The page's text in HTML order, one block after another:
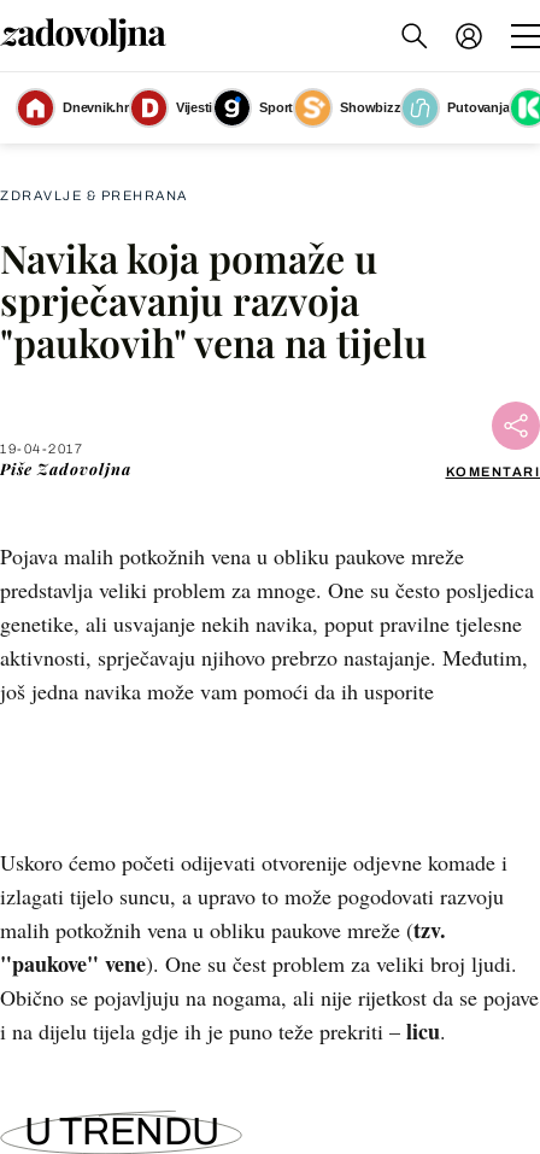
Dnevnik.hr Vijesti Sport Showbizz
Putovanja
Slika nije dostupna
ZDRAVLJE & PREHRANA
Navika koja pomaže u
sprječavanju razvoja
"paukovih" vena na tijelu
19-04-2017
Piše Zadovoljna KOMENTARI
Pojava malih potkožnih vena u obliku paukove mreže
predstavlja veliki problem za mnoge. One su često posljedica
genetike, ali usvajanje nekih navika, poput pravilne tjelesne
aktivnosti, sprječavaju njihovo prebrzo nastajanje. Međutim,
još jedna navika može vam pomoći da ih usporite
Facebook
X
Uskoro ćemo početi odijevati otvorenije odjevne komade i
izlagati tijelo suncu, a upravo to može pogodovati razvoju
malih potkožnih vena u obliku paukove mreže (tzv.
"paukove" vene). One su čest problem za veliki broj ljudi.
Obično se pojavljuju na nogama, ali nije rijetkost da se pojave
i na dijelu tijela gdje ih je puno teže prekriti – licu.
U TRENDU